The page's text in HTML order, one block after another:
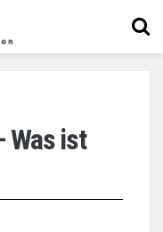
Was ist